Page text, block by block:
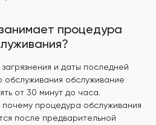
процедура
и даты последней
обслуживания обслуживание
от 30 минут до часа.
почему процедура обслуживания
после предварительной